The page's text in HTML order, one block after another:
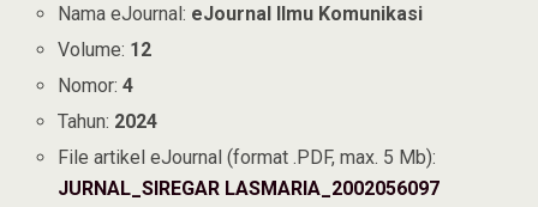
Nama eJournal: eJournal Ilmu Komunikasi
Volume: 12
Nomor:4
Tahun: 2024
File artikel eJournal (format .PDF, max. 5 Mb):
JURNAL_SIREGAR LASMARIA_2002056097